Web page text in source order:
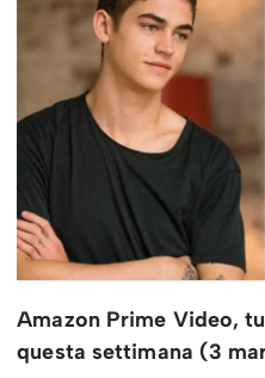
Amazon Prime Video,
questa settimana (3